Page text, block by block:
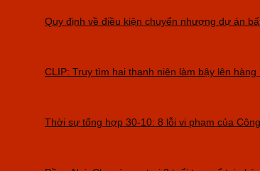
Quy định về điều kiện chuyển nhượng dự án
CLIP: Truy tìm hai thanh niên làm bậy lên
Thời sự tổng hợp 30-10: 8 lỗi vi phạm của